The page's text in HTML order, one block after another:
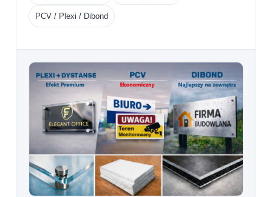
PCV / Plexi / Dibond